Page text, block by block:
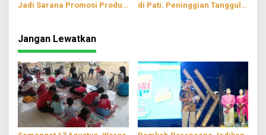
Jadi Sarana Promosi Produk
di Pati: Peninggian Tanggul
Jangan Lewatkan